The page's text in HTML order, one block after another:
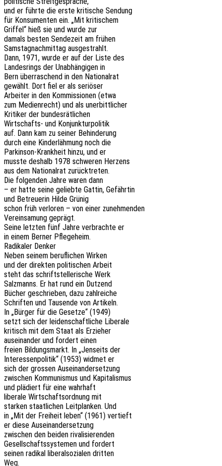
und er führte die erste kriti­sche Sendung
für Konsu­men­ten ein. „Mit kritischem
Grif­fel“ hieß sie und wurde zur
damals besten Sende­zeit am frühen
Sams­tag­nach­mit­tag ausgestrahlt.
Dann, 1971, wurde er auf der Liste des
Landes­rings der Unab­hän­gi­gen in
Bern über­ra­schend in den Nationalrat
gewählt. Dort fiel er als seriöser
Arbei­ter in den Kommis­sio­nen (etwa
zum Medi­en­recht) und als unerbittlicher
Kriti­ker der bundesrätlichen
Wirt­schafts- und Konjunkturpolitik
auf. Dann kam zu seiner Behinderung
durch eine Kinder­läh­mung noch die
Parkin­son-Krank­heit hinzu, und er
musste deshalb 1978 schwe­ren Herzens
aus dem Natio­nal­rat zurücktreten.
Die folgen­den Jahre waren dann
– er hatte seine gelieb­te Gattin, Gefährtin
und Betreue­rin Hilde Grünig
schon früh verlo­ren – von einer zunehmenden
Verein­sa­mung geprägt.
Seine letz­ten fünf Jahre verbrach­te er
in einem Berner Pflegeheim.
Radi­ka­ler Denker
Neben seinem beruf­li­chen Wirken
und der direk­ten poli­ti­schen Arbeit
steht das schrift­stel­le­ri­sche Werk
Salz­manns. Er hat rund ein Dutzend
Bücher geschrie­ben, dazu zahlreiche
Schrif­ten und Tausen­de von Artikeln.
In „Bürger für die Geset­ze“ (1949)
setzt sich der leiden­schaft­li­che Liberale
kritisch mit dem Staat als Erzieher
ausein­an­der und fordert einen
freien Bildungs­markt. In „Jenseits der
Inter­es­sen­po­li­tik“ (1953) widmet er
sich der gros­sen Auseinandersetzung
zwischen Kommu­nis­mus und Kapitalismus
und plädiert für eine wahrhaft
libe­ra­le Wirt­schafts­ord­nung mit
star­ken staat­li­chen Leit­plan­ken. Und
in „Mit der Frei­heit leben“ (1961) vertieft
er diese Auseinandersetzung
zwischen den beiden rivalisierenden
Gesell­schafts­sys­te­men und fordert
seinen radi­kal libe­ral­so­zia­len dritten
Weg.